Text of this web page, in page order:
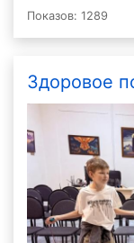
Показов: 1289
Здоровое